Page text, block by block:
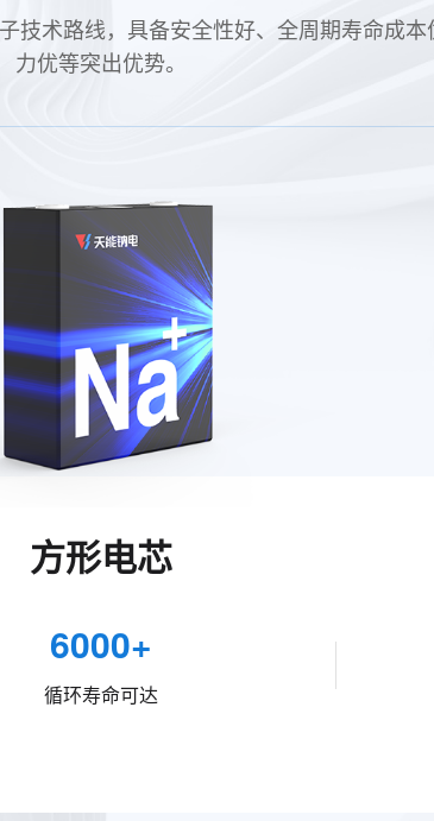
技术路线，具备安全性好、全周期寿命成
力优等突出优势。
方形电芯
6000+
循环寿命可达